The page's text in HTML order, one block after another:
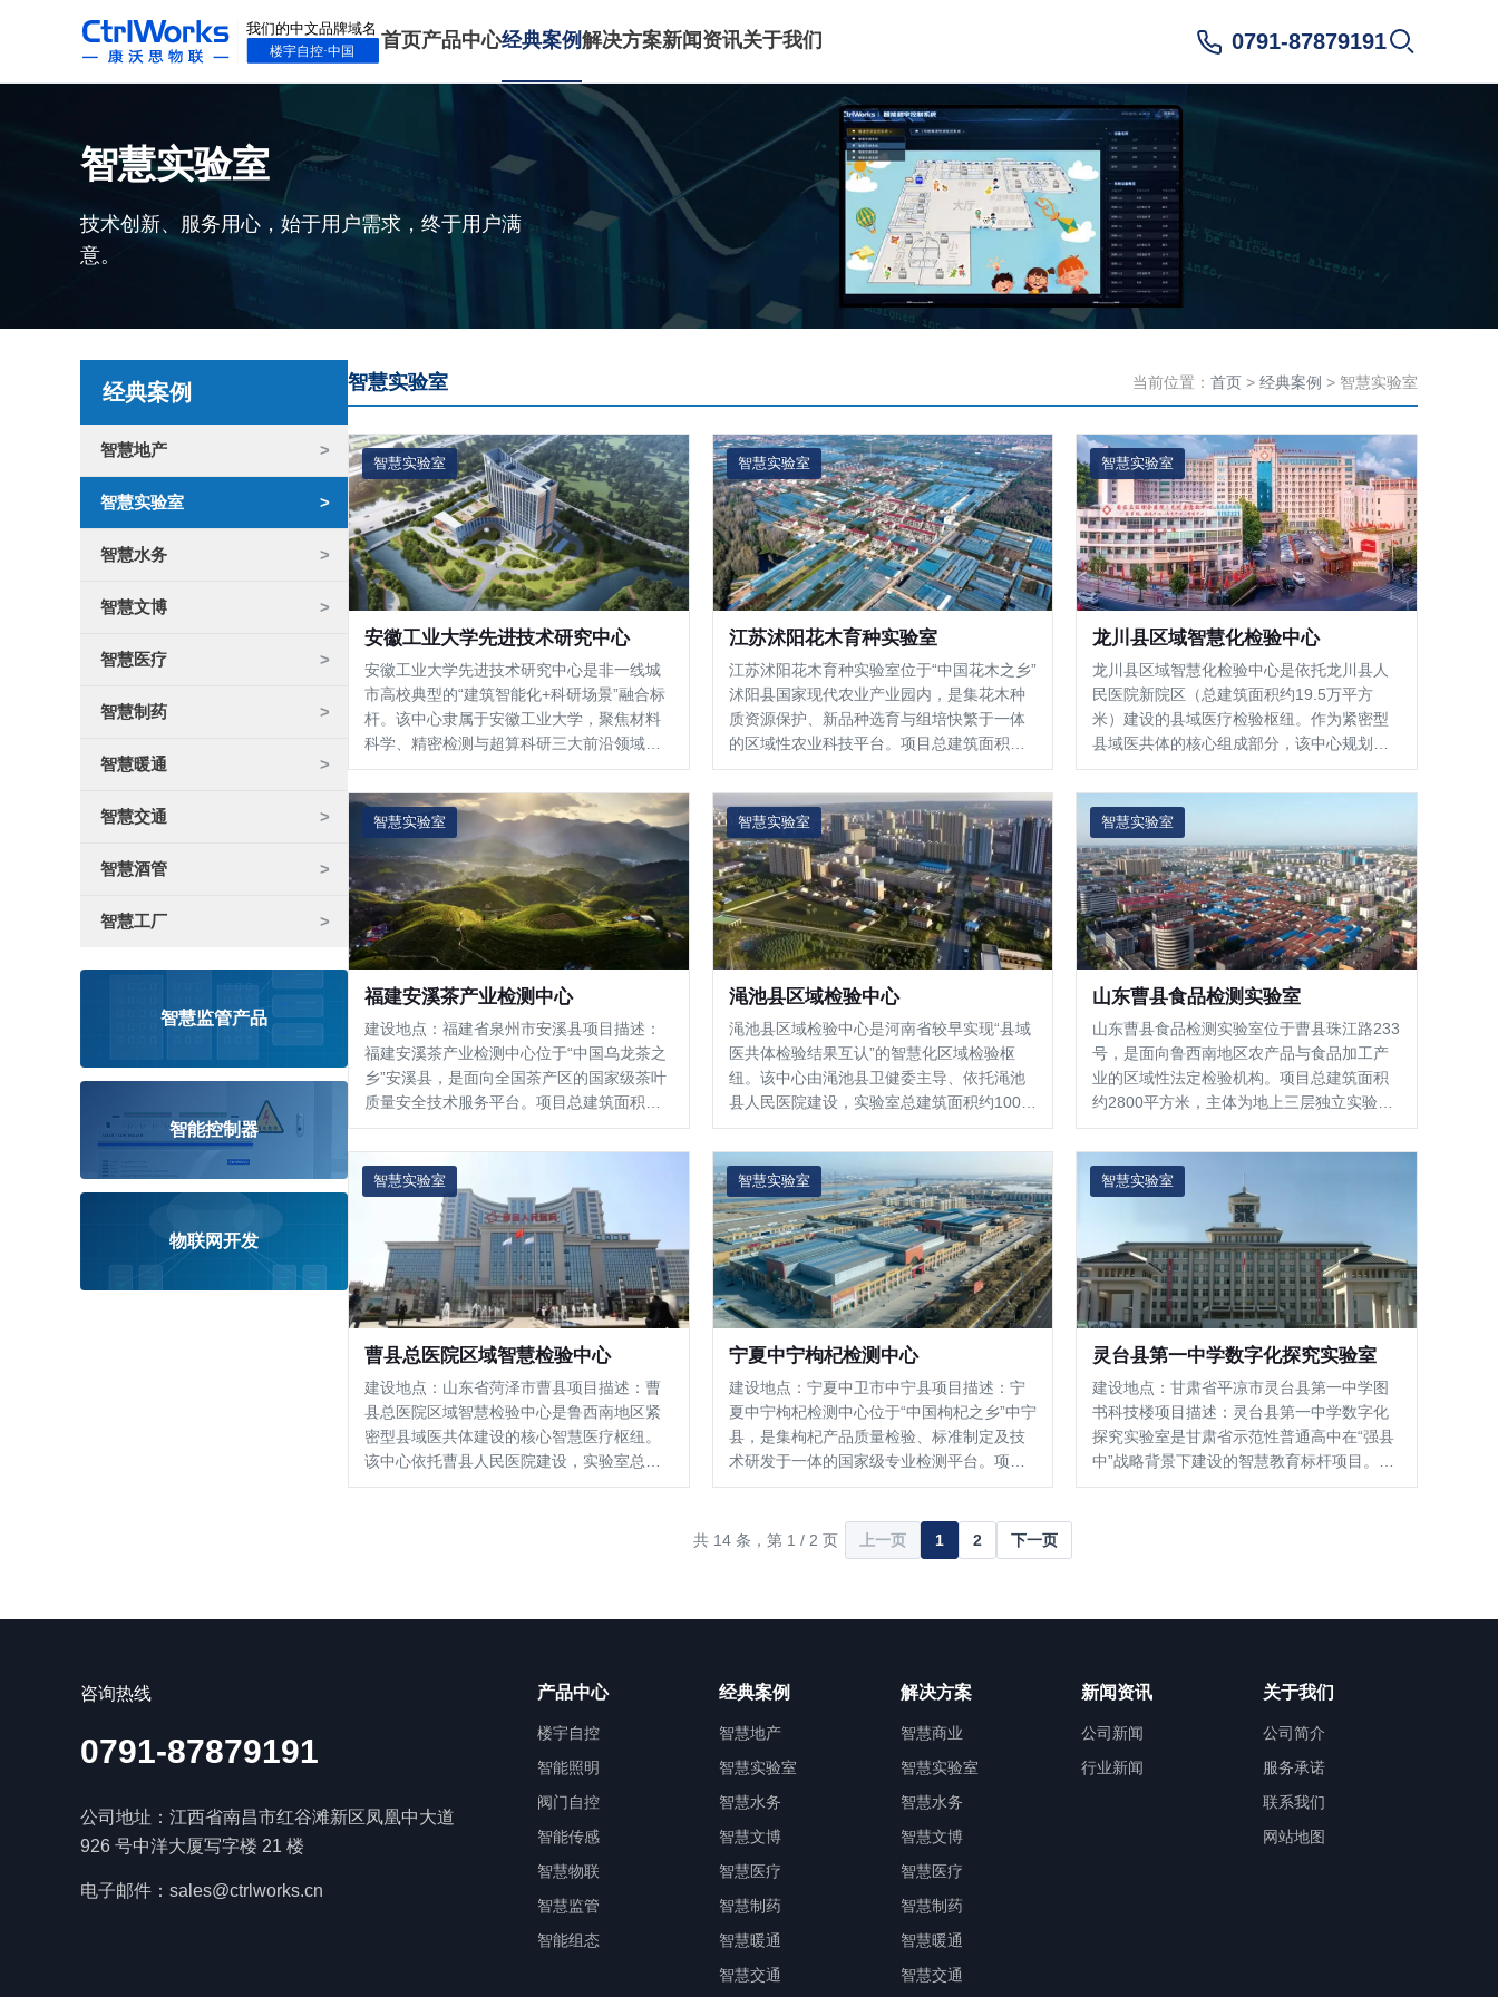
首页产品中心经典案例解决方案新闻资讯关于我们 0791-87879191
智慧实验室
技术创新、服务用心，始于用户需求，终于用户满
意。
经典案例
智慧地产
智慧实验室
智慧水务
智慧文博
智慧医疗
智慧制药
智慧暖通
智慧交通
智慧酒管
智慧工厂
智慧监管产品
智能控制器
物联网开发
智慧实验室 当前位置： 首页 > 经典案例 > 智慧实验室
智慧实验室
安徽工业大学先进技术研究中心
安徽工业大学先进技术研究中心是非一线城
市高校典型的“建筑智能化+科研场景”融合标
杆。该中心隶属于安徽工业大学，聚焦材料
科学、精密检测与超算科研三大前沿领域，
是集高端实验、技术研发、学术交流于一体
的综合性科研平台。项目总建筑面积约3.6万
㎡（其中地上约3.07万㎡，地下约0.58万
㎡），建筑主体由14…
智慧实验室
江苏沭阳花木育种实验室
江苏沭阳花木育种实验室位于“中国花木之乡”
沭阳县国家现代农业产业园内，是集花木种
质资源保护、新品种选育与组培快繁于一体
的区域性农业科技平台。项目总建筑面积约
3000平方米，核心区域由地上二层的实验楼
主楼与单层连栋玻璃温室构成。实验室严格
对标生物安全与洁净环境标准，系统布局了
分子标记实验室、植物组培室…
智慧实验室
龙川县区域智慧化检验中心
龙川县区域智慧化检验中心是依托龙川县人
民医院新院区（总建筑面积约19.5万平方
米）建设的县域医疗检验枢纽。作为紧密型
县域医共体的核心组成部分，该中心规划检
验检测中心面积约6000平方米，集临床检
验、区域质控、远程会诊于一体，是广东省
内较早实现“基层采样、中心检测、结果互认”
的县级智慧化检验平台。中心…
智慧实验室
福建安溪茶产业检测中心
建设地点：福建省泉州市安溪县项目描述：
福建安溪茶产业检测中心位于“中国乌龙茶之
乡”安溪县，是面向全国茶产区的国家级茶叶
质量安全技术服务平台。项目总建筑面积约
1.3万平方米，主体为 多层综合实验楼，其中
专用研发与检测场所面积超3200平方米。中
心严格对标CNAS国家实验室标准，系统布局
了理化检测室、色谱/质谱仪器室、光谱分析
室、微生物实验室、感官审评室及中试车
智慧实验室
渑池县区域检验中心
渑池县区域检验中心是河南省较早实现“县域
医共体检验结果互认”的智慧化区域检验枢
纽。该中心由渑池县卫健委主导、依托渑池
县人民医院建设，实验室总建筑面积约1000
㎡（其中实验工作区约800㎡，候诊区约200
㎡），按国家生物安全二级（P2+）标准建
设。中心集临床检验、区域质控、远程诊断
于一体，覆盖常规、生…
智慧实验室
山东曹县食品检测实验室
山东曹县食品检测实验室位于曹县珠江路233
号，是面向鲁西南地区农产品与食品加工产
业的区域性法定检验机构。项目总建筑面积
约2800平方米，主体为地上三层独立实验
楼，其中核心检测区域面积约1800平方米。
实验室严格遵循CMA/CNAS认证标准，系统
布局了理化分析室、微生物检测室（含P2生
物安全实验室）、…
智慧实验室
曹县总医院区域智慧检验中心
建设地点：山东省菏泽市曹县项目描述：曹
县总医院区域智慧检验中心是鲁西南地区紧
密型县域医共体建设的核心智慧医疗枢纽。
该中心依托曹县人民医院建设，实验室总建
筑面积约2200㎡，按ISO15189 质量体系与
智慧实验室
宁夏中宁枸杞检测中心
建设地点：宁夏中卫市中宁县项目描述：宁
夏中宁枸杞检测中心位于“中国枸杞之乡”中宁
县，是集枸杞产品质量检验、标准制定及技
术研发于一体的国家级专业检测平台。项目
依托自治区药品检测研究院建设，总建筑面
其中核心检测与研发区域面积超3000平方
米。中心严格对标国家级CMA/CNAS认证标
智慧实验室
灵台县第一中学数字化探究实验室
建设地点：甘肃省平凉市灵台县第一中学图
书科技楼项目描述：灵台县第一中学数字化
探究实验室是甘肃省示范性普通高中在“强县
中”战略背景下建设的智慧教育标杆项目。该
项目依托新建的图书科技楼（总建筑面积约
共 14 条，第 1 / 2 页 上一页 1 2 下一页
咨询热线
0791-87879191
公司地址：江西省南昌市红谷滩新区凤凰中大道
926 号中洋大厦写字楼 21 楼
电子邮件：sales@ctrlworks.cn
产品中心
楼宇自控
智能照明
阀门自控
智能传感
智慧物联
智慧监管
智能组态
经典案例
智慧地产
智慧实验室
智慧水务
智慧文博
智慧医疗
智慧制药
智慧暖通
智慧交通
解决方案
智慧商业
智慧实验室
智慧水务
智慧文博
智慧医疗
智慧制药
智慧暖通
智慧交通
新闻资讯
公司新闻
行业新闻
关于我们
公司简介
服务承诺
联系我们
网站地图